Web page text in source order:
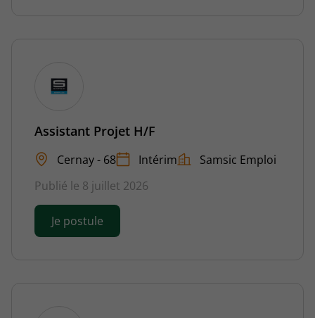
Assistant Projet H/F
Cernay - 68 Intérim
Samsic Emploi
Publié le 8 juillet 2026
Je postule